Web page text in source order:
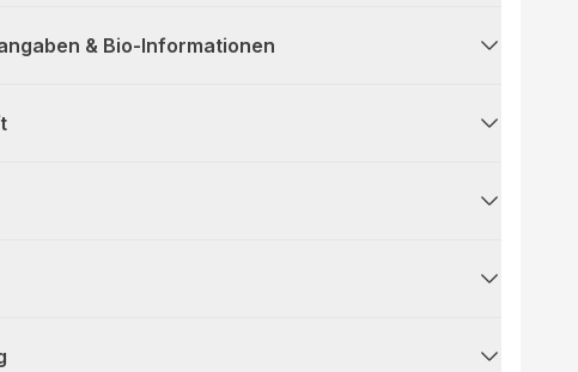
& Bio-Informationen